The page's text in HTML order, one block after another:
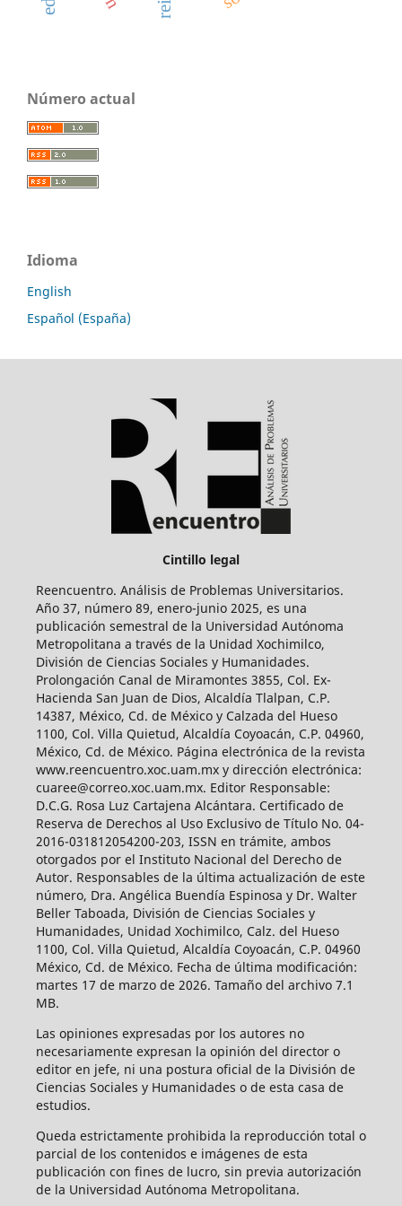
Número actual
Idioma
English
Español (España)
Cintillo legal
Reencuentro. Análisis de Problemas Universitarios.
Año 37, número 89, enero-junio 2025, es una
publicación semestral de la Universidad Autónoma
Metropolitana a través de la Unidad Xochimilco,
División de Ciencias Sociales y Humanidades.
Prolongación Canal de Miramontes 3855, Col. Ex-
Hacienda San Juan de Dios, Alcaldía Tlalpan, C.P.
14387, México, Cd. de México y Calzada del Hueso
1100, Col. Villa Quietud, Alcaldía Coyoacán, C.P. 04960,
México, Cd. de México. Página electrónica de la revista
www.reencuentro.xoc.uam.mx y dirección electrónica:
cuaree@correo.xoc.uam.mx. Editor Responsable:
D.C.G. Rosa Luz Cartajena Alcántara. Certificado de
Reserva de Derechos al Uso Exclusivo de Título No. 04-
2016-031812054200-203, ISSN en trámite, ambos
otorgados por el Instituto Nacional del Derecho de
Autor. Responsables de la última actualización de este
número, Dra. Angélica Buendía Espinosa y Dr. Walter
Beller Taboada, División de Ciencias Sociales y
Humanidades, Unidad Xochimilco, Calz. del Hueso
1100, Col. Villa Quietud, Alcaldía Coyoacán, C.P. 04960
México, Cd. de México. Fecha de última modificación:
martes 17 de marzo de 2026. Tamaño del archivo 7.1
MB.
Las opiniones expresadas por los autores no
necesariamente expresan la opinión del director o
editor en jefe, ni una postura oficial de la División de
Ciencias Sociales y Humanidades o de esta casa de
estudios.
Queda estrictamente prohibida la reproducción total o
parcial de los contenidos e imágenes de esta
publicación con fines de lucro, sin previa autorización
de la Universidad Autónoma Metropolitana.